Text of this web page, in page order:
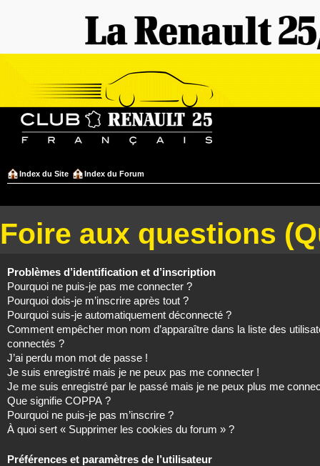
Index du Site Index du Forum
Foire aux questions
Problèmes d’identification et d’inscription
Pourquoi ne puis-je pas me connecter ?
Pourquoi dois-je m’inscrire après tout ?
Pourquoi suis-je automatiquement déconnecté ?
Comment empêcher mon nom d’apparaître dans la liste des
connectés ?
J’ai perdu mon mot de passe !
Je suis enregistré mais je ne peux pas me connecter !
Je me suis enregistré par le passé mais je ne peux plus me
Que signifie COPPA ?
Pourquoi ne puis-je pas m’inscrire ?
À quoi sert « Supprimer les cookies du forum » ?
Préférences et paramètres de l’utilisateur